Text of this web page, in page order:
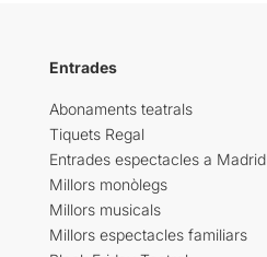
Entrades
Abonaments teatrals
Tiquets Regal
Entrades espectacles a Madrid
Millors monòlegs
Millors musicals
Millors espectacles familiars